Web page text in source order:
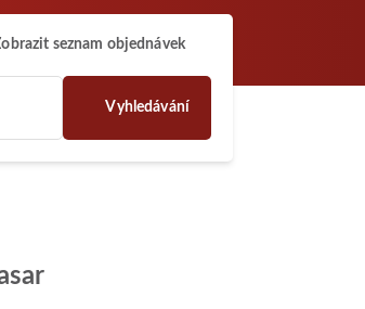
seznam objednávek
Vyhledávání